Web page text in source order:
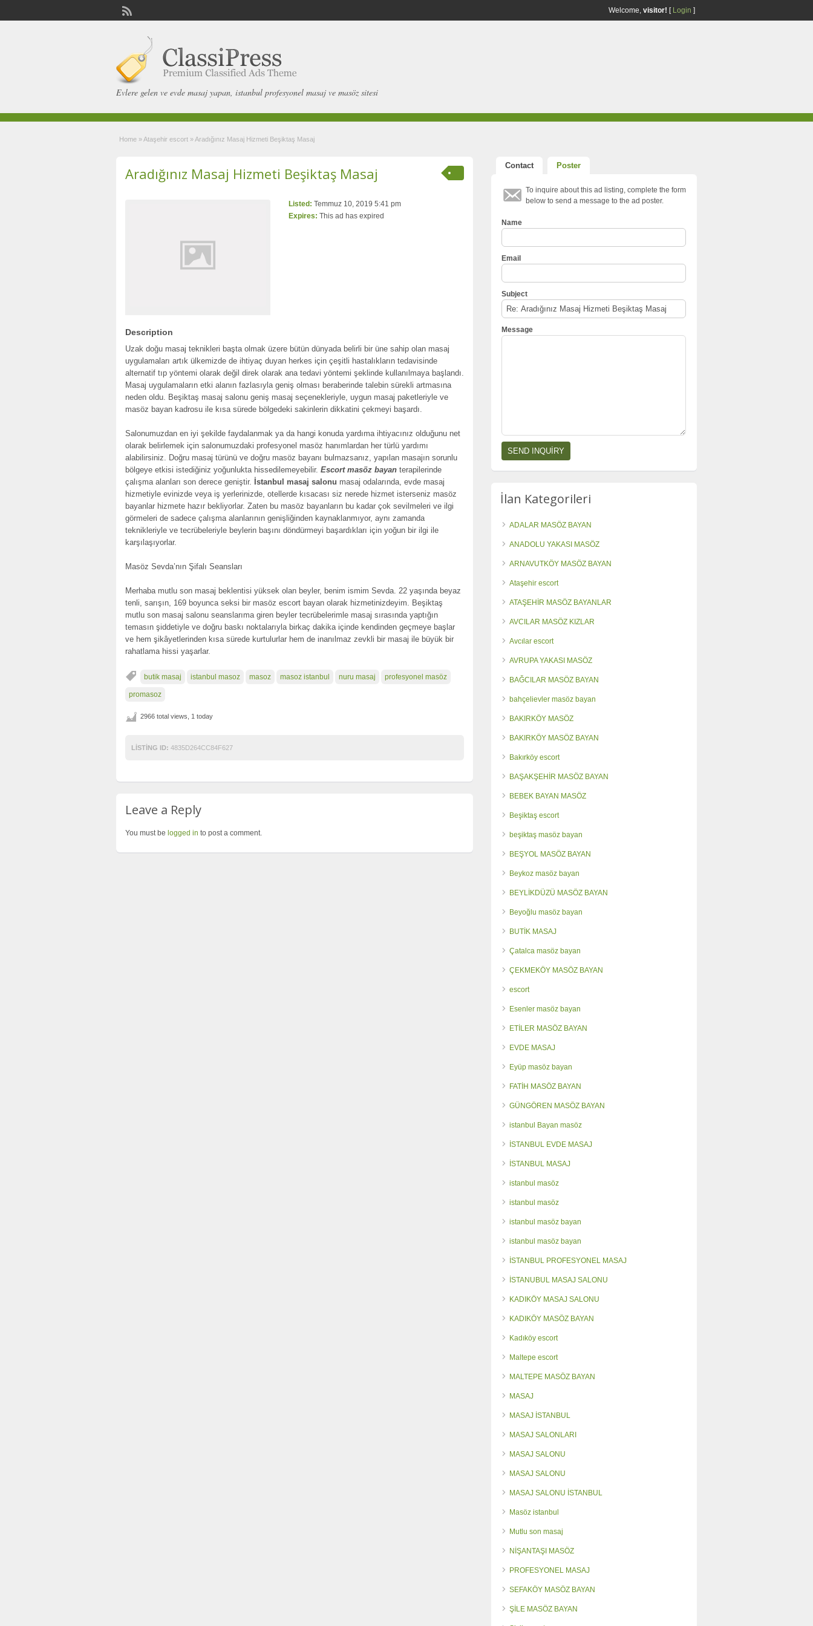
Welcome, visitor! [ Login ]
Evlere gelen ve evde masaj yapan, istanbul profesyonel masaj ve masöz sitesi
Home »Ataşehir escort »Aradığınız Masaj Hizmeti Beşiktaş Masaj
Aradığınız Masaj Hizmeti Beşiktaş Masaj
Listed: Temmuz 10, 2019 5:41 pm
Expires: This ad has expired
Description
Uzak doğu masaj teknikleri başta olmak üzere bütün dünyada belirli bir üne sahip olan masaj
uygulamaları artık ülkemizde de ihtiyaç duyan herkes için çeşitli hastalıkların tedavisinde
alternatif tıp yöntemi olarak değil direk olarak ana tedavi yöntemi şeklinde kullanılmaya başlandı.
Masaj uygulamaların etki alanın fazlasıyla geniş olması beraberinde talebin sürekli artmasına
neden oldu. Beşiktaş masaj salonu geniş masaj seçenekleriyle, uygun masaj paketleriyle ve
masöz bayan kadrosu ile kısa sürede bölgedeki sakinlerin dikkatini çekmeyi başardı.
Salonumuzdan en iyi şekilde faydalanmak ya da hangi konuda yardıma ihtiyacınız olduğunu net
olarak belirlemek için salonumuzdaki profesyonel masöz hanımlardan her türlü yardımı
alabilirsiniz. Doğru masaj türünü ve doğru masöz bayanı bulmazsanız, yapılan masajın sorunlu
bölgeye etkisi istediğiniz yoğunlukta hissedilemeyebilir. Escort masöz bayan terapilerinde
çalışma alanları son derece geniştir. İstanbul masaj salonu masaj odalarında, evde masaj
hizmetiyle evinizde veya iş yerlerinizde, otellerde kısacası siz nerede hizmet isterseniz masöz
bayanlar hizmete hazır bekliyorlar. Zaten bu masöz bayanların bu kadar çok sevilmeleri ve ilgi
görmeleri de sadece çalışma alanlarının genişliğinden kaynaklanmıyor, aynı zamanda
teknikleriyle ve tecrübeleriyle beylerin başını döndürmeyi başardıkları için yoğun bir ilgi ile
karşılaşıyorlar.
Masöz Sevda’nın Şifalı Seansları
Merhaba mutlu son masaj beklentisi yüksek olan beyler, benim ismim Sevda. 22 yaşında beyaz
tenli, sarışın, 169 boyunca seksi bir masöz escort bayan olarak hizmetinizdeyim. Beşiktaş
mutlu son masaj salonu seanslarıma giren beyler tecrübelerimle masaj sırasında yaptığın
temasın şiddetiyle ve doğru baskı noktalarıyla birkaç dakika içinde kendinden geçmeye başlar
ve hem şikâyetlerinden kısa sürede kurtulurlar hem de inanılmaz zevkli bir masaj ile büyük bir
rahatlama hissi yaşarlar.
butik masaj istanbul masoz masoz masoz istanbul nuru masaj profesyonel masöz
promasoz
2966 total views, 1 today
LISTING ID: 4835D264CC84F627
Leave a Reply
You must be logged in to post a comment.
Contact Poster
To inquire about this ad listing, complete the form
below to send a message to the ad poster.
Name
Email
Subject
Message
İlan Kategorileri
ADALAR MASÖZ BAYAN
ANADOLU YAKASI MASÖZ
ARNAVUTKÖY MASÖZ BAYAN
Ataşehir escort
ATAŞEHİR MASÖZ BAYANLAR
AVCILAR MASÖZ KIZLAR
Avcılar escort
AVRUPA YAKASI MASÖZ
BAĞCILAR MASÖZ BAYAN
bahçelievler masöz bayan
BAKIRKÖY MASÖZ
BAKIRKÖY MASÖZ BAYAN
Bakırköy escort
BAŞAKŞEHİR MASÖZ BAYAN
BEBEK BAYAN MASÖZ
Beşiktaş escort
beşiktaş masöz bayan
BEŞYOL MASÖZ BAYAN
Beykoz masöz bayan
BEYLİKDÜZÜ MASÖZ BAYAN
Beyoğlu masöz bayan
BUTİK MASAJ
Çatalca masöz bayan
ÇEKMEKÖY MASÖZ BAYAN
escort
Esenler masöz bayan
ETİLER MASÖZ BAYAN
EVDE MASAJ
Eyüp masöz bayan
FATİH MASÖZ BAYAN
GÜNGÖREN MASÖZ BAYAN
istanbul Bayan masöz
İSTANBUL EVDE MASAJ
İSTANBUL MASAJ
istanbul masöz
istanbul masöz
istanbul masöz bayan
istanbul masöz bayan
İSTANBUL PROFESYONEL MASAJ
İSTANUBUL MASAJ SALONU
KADIKÖY MASAJ SALONU
KADIKÖY MASÖZ BAYAN
Kadıköy escort
Maltepe escort
MALTEPE MASÖZ BAYAN
MASAJ
MASAJ İSTANBUL
MASAJ SALONLARI
MASAJ SALONU
MASAJ SALONU
MASAJ SALONU İSTANBUL
Masöz istanbul
Mutlu son masaj
NİŞANTAŞI MASÖZ
PROFESYONEL MASAJ
SEFAKÖY MASÖZ BAYAN
ŞİLE MASÖZ BAYAN